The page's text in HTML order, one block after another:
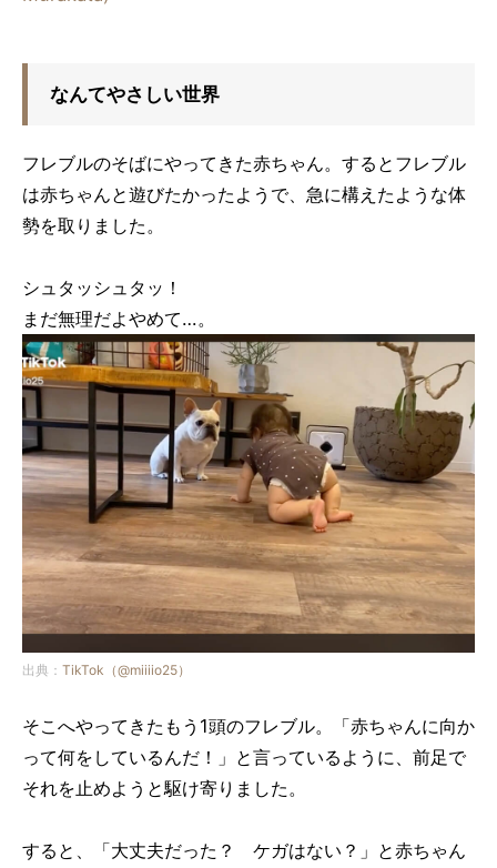
なんてやさしい世界
フレブルのそばにやってきた赤ちゃん。するとフレブル
は赤ちゃんと遊びたかったようで、急に構えたような体
勢を取りました。
シュタッシュタッ！
まだ無理だよやめて…。
出典： TikTok（@miiiio25）
そこへやってきたもう1頭のフレブル。「赤ちゃんに向か
って何をしているんだ！」と言っているように、前足で
それを止めようと駆け寄りました。
すると、「大丈夫だった？ ケガはない？」と赤ちゃん